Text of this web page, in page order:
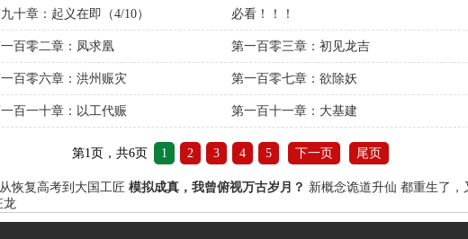
十章：起义在即（4/10） 必看！！！
百零二章：凤求凰 第一百零三章：初见龙吉
百零六章：洪州赈灾 第一百零七章：欲除妖
百一十章：以工代赈 第一百十一章：大基建
第1页，共6页 1 2 3 4 5 下一页 尾页
恢复高考到大国工匠 模拟成真，我曾俯视万古岁月？ 新概念诡道升仙 都重生了，
龙